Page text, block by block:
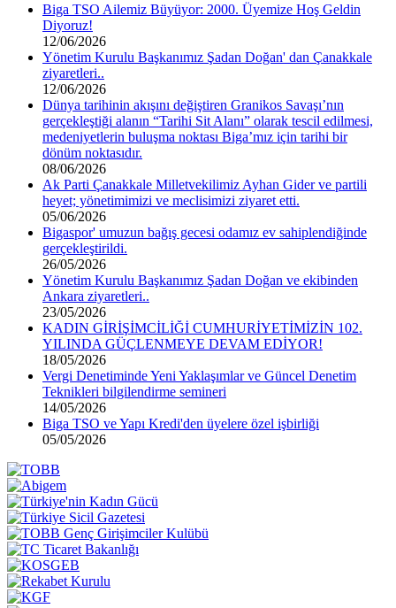
Biga TSO Ailemiz Büyüyor: 2000. Üyemize Hoş Geldin
Diyoruz!
12/06/2026
Yönetim Kurulu Başkanımız Şadan Doğan' dan Çanakkale
ziyaretleri..
12/06/2026
Dünya tarihinin akışını değiştiren Granikos Savaşı’nın
gerçekleştiği alanın “Tarihi Sit Alanı” olarak tescil edilmesi,
medeniyetlerin buluşma noktası Biga’mız için tarihi bir
dönüm noktasıdır.
08/06/2026
Ak Parti Çanakkale Milletvekilimiz Ayhan Gider ve partili
heyet; yönetimimizi ve meclisimizi ziyaret etti.
05/06/2026
Bigaspor' umuzun bağış gecesi odamız ev sahiplendiğinde
gerçekleştirildi.
26/05/2026
Yönetim Kurulu Başkanımız Şadan Doğan ve ekibinden
Ankara ziyaretleri..
23/05/2026
KADIN GİRİŞİMCİLİĞİ CUMHURİYETİMİZİN 102.
YILINDA GÜÇLENMEYE DEVAM EDİYOR!
18/05/2026
Vergi Denetiminde Yeni Yaklaşımlar ve Güncel Denetim
Teknikleri bilgilendirme semineri
14/05/2026
Biga TSO ve Yapı Kredi'den üyelere özel işbirliği
05/05/2026